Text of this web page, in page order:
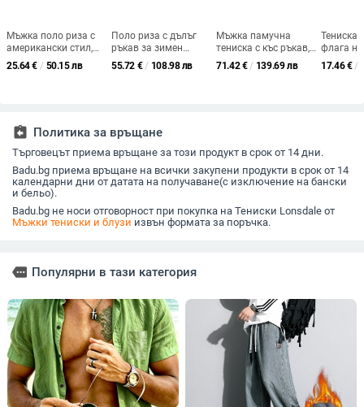
Мъжка поло риза с
американски стил,
дълъг ръкав,
свободна кройка,
25.64€ / 50.15 лв
Поло риза с дълъг
ръкав за зимен
сезон, свободна
кройка, цветен блок с
55.72 € / 108.98 лв
Мъжка памучна
тениска с къс ръкав,
базов стил, свободен
силует, кръгло
71.42€ / 139.69 лв
Тениска
флага
дишаща
тъкан
17.46€ /
assignment_return Политика за връщане
Търговецът приема връщане за този продукт в срок от 14 дни.
Badu.bg приема връщане на всички закупени продукти в срок от 14
календарни дни от датата на получаване(с изключение на бански
и бельо).
Badu.bg не носи отговорност при покупка на Тениски Lonsdale от
Мъжки тениски и блузи извън формата за поръчка.
more Популярни в тази категория